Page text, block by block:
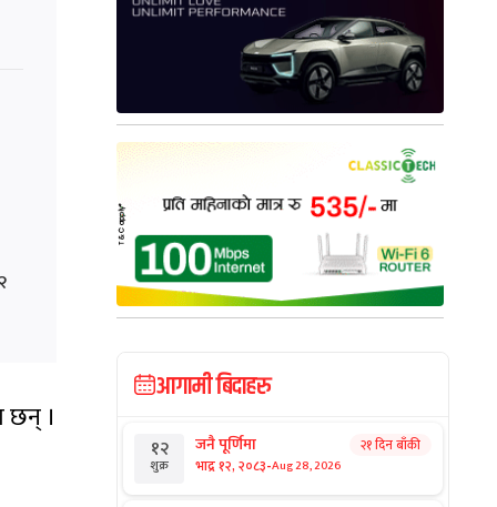
छन् ।
आगामी बिदाहरु
१२
शुक्र
जनै पूर्णिमा
भाद्र १२, २०८३-Aug 28, 2026
२१ दिन बाँकी